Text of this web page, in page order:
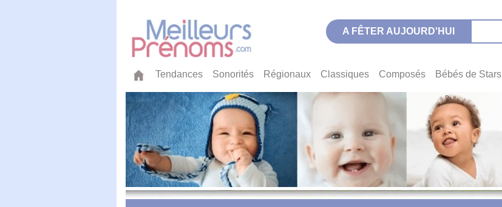
A FÊTER AUJOURD'HUI
Tendances Sonorités Régionaux Classiques Composés Bébés de Stars